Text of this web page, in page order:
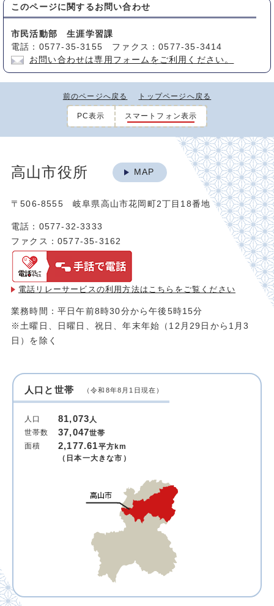
このページに関する お問い合わせ
市民活動部 生涯学習課
電話：0577-35-3155 ファクス：0577-35-3414
お問い合わせは専用フォームをご利用ください。
前のページへ戻る トップページへ戻る
PC表示 スマートフォン表示
高山市役所 MAP
〒506-8555 岐阜県高山市花岡町2丁目18番地
電話：0577-32-3333
ファクス：0577-35-3162
電話リレーサービスの利用方法は こちらをご覧ください
業務時間：平日午前8時30分から午後5時15分
※土曜日、日曜日、祝日、年末年始（12月29日から1月3
日）を除く
人口と世帯 （令和8年8月1日現在）
人口 81,073人
世帯数
37,047世帯
面積
2,177.61平方km
（日本一大きな市）